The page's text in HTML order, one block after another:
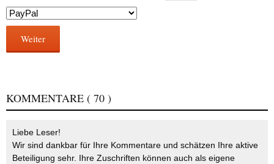
Weiter
KOMMENTARE ( 70 )
Liebe Leser!
Wir sind dankbar für Ihre Kommentare und schätzen Ihre aktive
Beteiligung sehr. Ihre Zuschriften können auch als eigene